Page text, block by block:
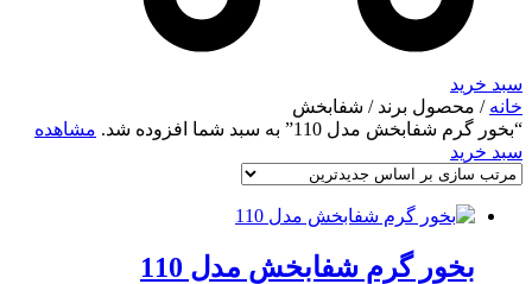
سبد خرید
خانه / محصول برند / شفابخش
“بخور گرم شفابخش مدل 110” به سبد شما افزوده شد.
مشاهده
سبد خرید
بخور گرم شفابخش مدل 110